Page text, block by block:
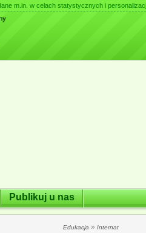
m.in. w celach statystycznych i
Publikuj u nas
Edukacja » Internat